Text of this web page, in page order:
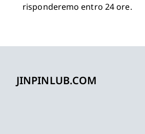
risponderemo entro 24 ore.
JINPINLUB.COM